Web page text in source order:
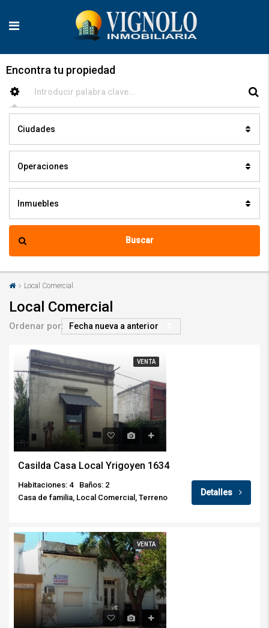
Encontra tu propiedad
Ciudades
Operaciones
Inmuebles
Buscar
Local Comercial
Local Comercial
Ordenar por: Fecha nueva a anterior
VENTA
Casilda Casa Local Yrigoyen 1634
Habitaciones: 4
Baños: 2
Casa de familia, Local Comercial, Terreno
Detalles
VENTA